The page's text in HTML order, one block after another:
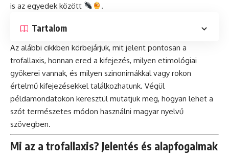
is az egyedek között
.
Tartalom
Az alábbi cikkben körbejárjuk, mit jelent pontosan a
trofallaxis, honnan ered a kifejezés, milyen etimológiai
gyökerei vannak, és milyen szinonimákkal vagy rokon
értelmű kifejezésekkel találkozhatunk. Végül
példamondatokon keresztül mutatjuk meg, hogyan lehet a
szót természetes módon használni magyar nyelvű
szövegben.
Mi az a trofallaxis? Jelentés és alapfogalmak